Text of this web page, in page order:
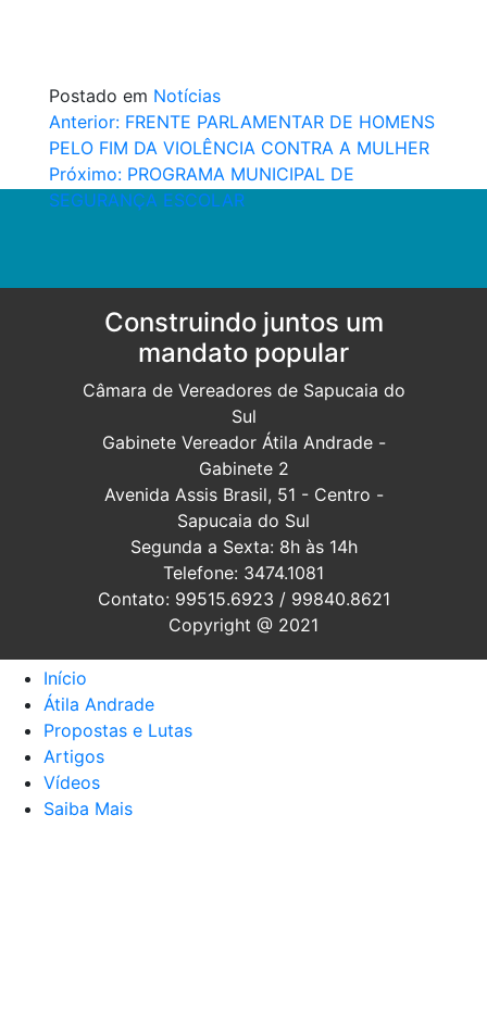
Postado em Notícias
Navegação
de
Post
Anterior: FRENTE PARLAMENTAR DE HOMENS
PELO FIM DA VIOLÊNCIA CONTRA A MULHER
Próximo: PROGRAMA MUNICIPAL DE
SEGURANÇA ESCOLAR
Construindo juntos um
mandato popular
Câmara de Vereadores de Sapucaia do
Sul
Gabinete Vereador Átila Andrade -
Gabinete 2
Avenida Assis Brasil, 51 - Centro -
Sapucaia do Sul
Segunda a Sexta: 8h às 14h
Telefone: 3474.1081
Contato: 99515.6923 / 99840.8621
Copyright @ 2021
Início
Átila Andrade
Propostas e Lutas
Artigos
Vídeos
Saiba Mais